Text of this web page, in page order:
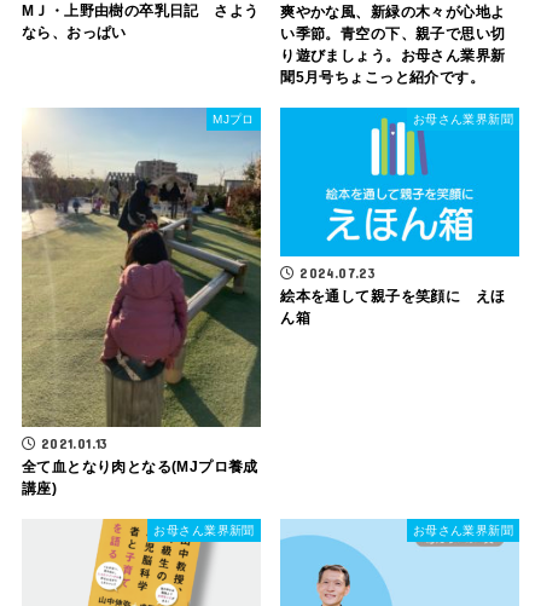
МＪ・上野由樹の卒乳日記 さよう
なら、おっぱい
爽やかな風、新緑の木々が心地よ
い季節。青空の下、親子で思い切
り遊びましょう。お母さん業界新
聞5月号ちょこっと紹介です。
MJプロ
2021.01.13
全て血となり肉となる(MJプロ養成
講座)
お母さん業界新聞
2024.07.23
絵本を通して親子を笑顔に えほ
ん箱
お母さん業界新聞 お母さん業界新聞